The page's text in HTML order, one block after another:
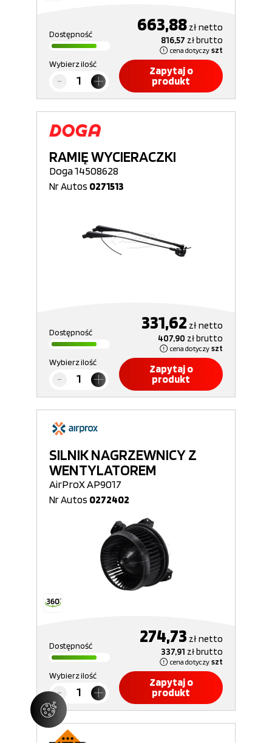
Dostępność 663,88 złnetto
816,57 złbrutto
cena dotyczy szt
Wybierz ilość
Zapytaj o
produkt
RAMIĘ WYCIERACZKI
Doga 14508628
Nr Autos 0271513
Dostępność 331,62 złnetto
407,90 złbrutto
cena dotyczy szt
Wybierz ilość
Zapytaj o
produkt
SILNIK NAGRZEWNICY Z
WENTYLATOREM
AirProX AP9017
Nr Autos 0272402
Dostępność 274,73 złnetto
337,91 złbrutto
cena dotyczy szt
Wybierz ilość
Zapytaj o
produkt